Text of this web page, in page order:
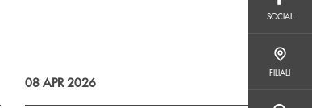
SOCIAL
FILIALI
08 APR 2026